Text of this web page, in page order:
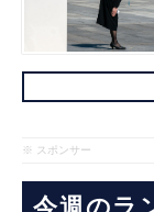
※ スポンサー